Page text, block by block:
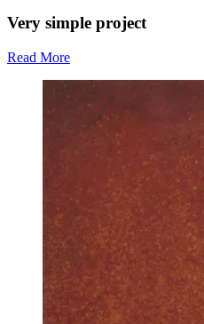
Very simple project
Read More